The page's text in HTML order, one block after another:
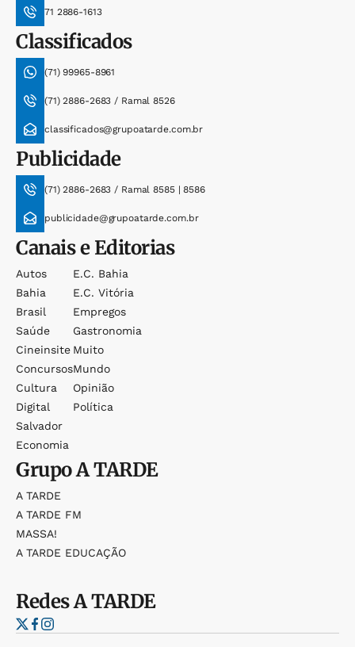
71 2886-1613
Classificados
(71) 99965-8961
(71) 2886-2683 / Ramal 8526
classificados@grupoatarde.com.br
Publicidade
(71) 2886-2683 / Ramal 8585 | 8586
publicidade@grupoatarde.com.br
Canais e Editorias
Autos
Bahia
Brasil
Saúde
Cineinsite
Concursos
Cultura
Digital
Salvador
Economia
E.c. Bahia
E.c. Vitória
Empregos
Gastronomia
Muito
Mundo
Opinião
Política
GrupoA TARDE
A TARDE
A TARDE FM
MASSA!
A TARDE EDUCAÇÃO
RedesA TARDE